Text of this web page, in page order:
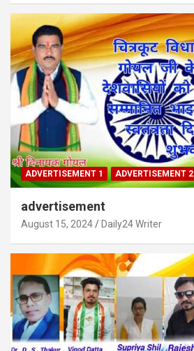
ADVERTISEMENT 1 ADVERTISEMENT 2
advertisement
August 15, 2024 Daily24 Writer